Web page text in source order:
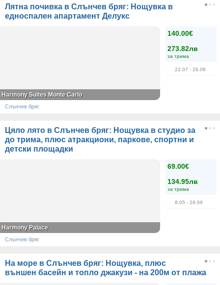
Лятна почивка в Слънчев бряг: Нощувка в
едноспален апартамент Делукс
140.00€
273.82лв
за трима
22.07 - 29.08
Harmony Suites Monte Carlo
Слънчев бряг
Цяло лято в Слънчев бряг: Нощувка в студио за
до трима, плюс атракциони, паркове, спортни и
детски площадки
69.00€
134.95лв
за трима
8.05 - 29.09
Harmony Palace
Слънчев бряг
На море в Слънчев бряг: Нощувка, плюс
външен басейн и топло джакузи - на 200м от плажа